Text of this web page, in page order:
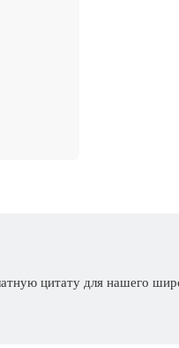
цитату для нашего